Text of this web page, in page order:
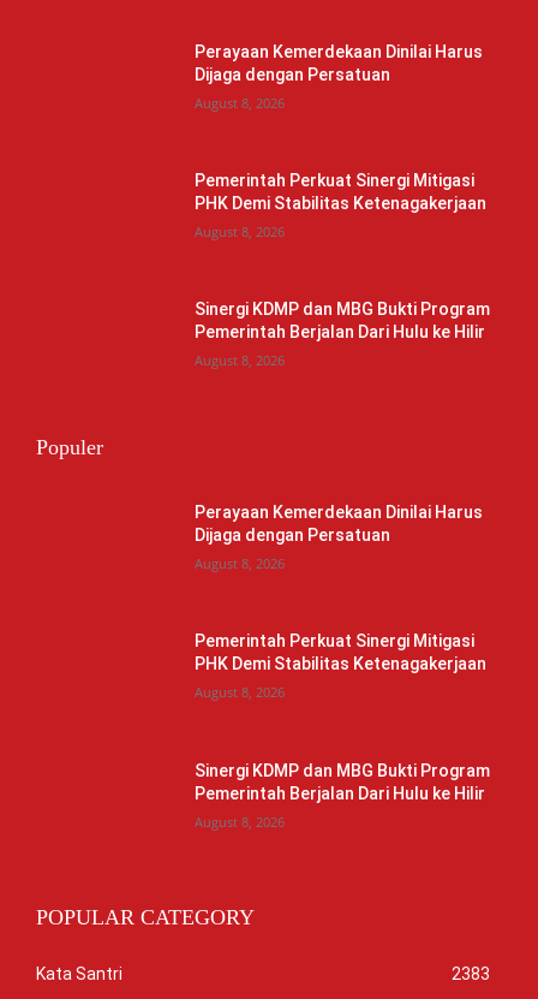
Perayaan Kemerdekaan Dinilai Harus
Dijaga dengan Persatuan
August 8, 2026
Pemerintah Perkuat Sinergi Mitigasi
PHK Demi Stabilitas Ketenagakerjaan
August 8, 2026
Sinergi KDMP dan MBG Bukti Program
Pemerintah Berjalan Dari Hulu ke Hilir
August 8, 2026
Populer
Perayaan Kemerdekaan Dinilai Harus
Dijaga dengan Persatuan
August 8, 2026
Pemerintah Perkuat Sinergi Mitigasi
PHK Demi Stabilitas Ketenagakerjaan
August 8, 2026
Sinergi KDMP dan MBG Bukti Program
Pemerintah Berjalan Dari Hulu ke Hilir
August 8, 2026
POPULAR CATEGORY
Kata Santri
2383